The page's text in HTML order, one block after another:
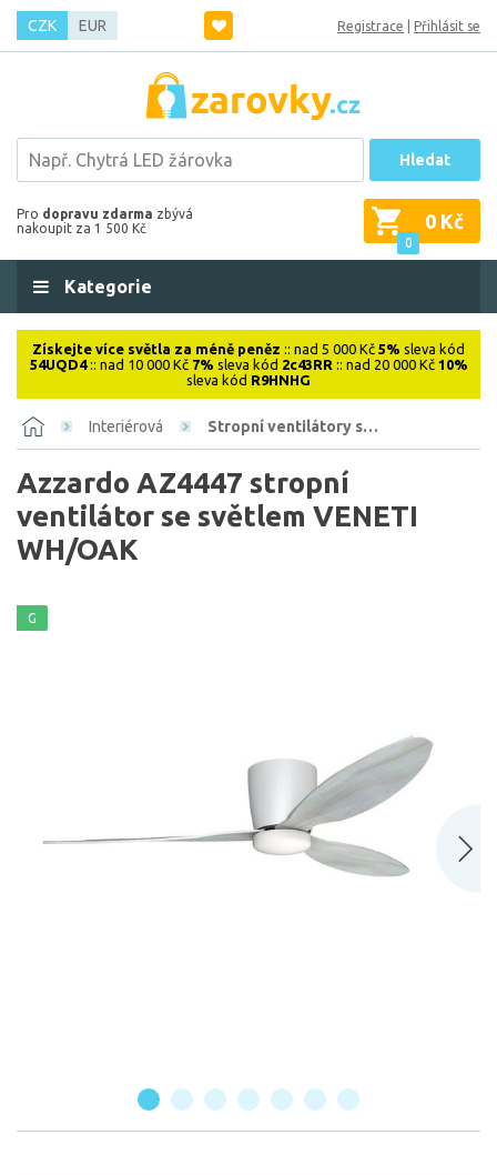
CZK EUR Registrace Přihlásit se
Hledat
Pro dopravu zdarma zbývá
nakoupit za 1 500 Kč
0
0 Kč
Kategorie
Získejte více světla za méně peněz :: nad 5 000 Kč 5% sleva kód
54UQD4:: nad 10 000 Kč 7% sleva kód 2c43RR :: nad 20 000 Kč 10%
sleva kód R9HNHG
Interiérová Stropní ventilátory s…
Azzardo AZ4447 stropní
ventilátor se světlem VENETI
WH/OAK
G